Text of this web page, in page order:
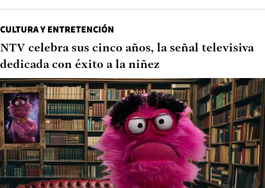
CULTURA Y ENTRETENCIÓN
NTV celebra sus cinco años, la señal televisiva
dedicada con éxito a la niñez